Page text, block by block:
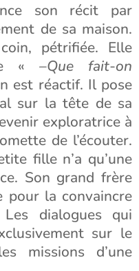
son récit par
de sa maison.
pétrifiée. Elle
« –Que fait-on
est réactif. Il pose
sur la tête de sa
exploratrice à
de l’écouter.
fille n’a qu’une
Son grand frère
la convaincre
dialogues qui
sur le
missions d’une